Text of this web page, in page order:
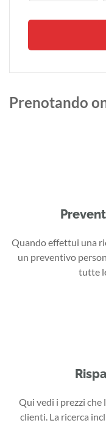
Prenotando
Quando effettui una
un preventivo
tutte
Qui vedi i prezzi
clienti. La ricerca